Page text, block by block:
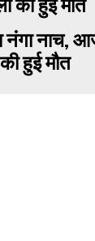
नंगा नाच,
हुई मौत